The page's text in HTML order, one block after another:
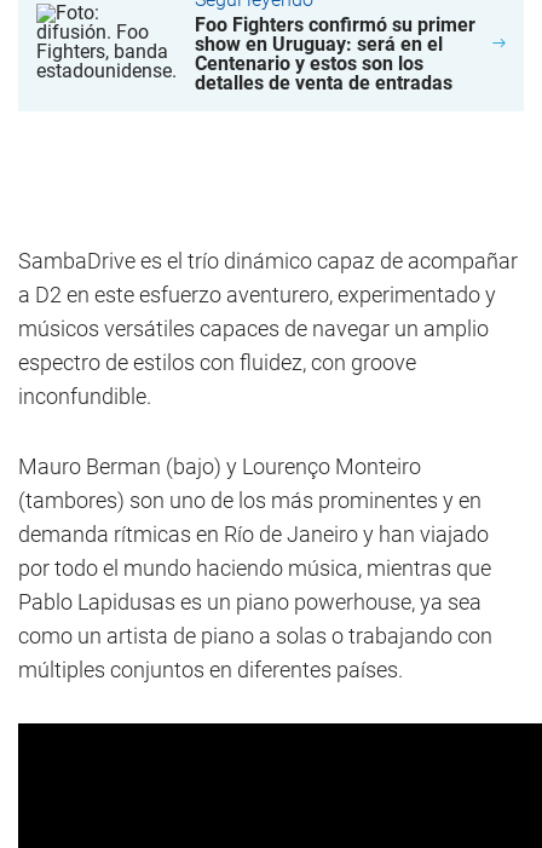
Foo Fighters confirmó su primer
show en Uruguay: será en el
Centenario y estos son los
detalles de venta de entradas
SambaDrive es el trío dinámico capaz de acompañar
a D2 en este esfuerzo aventurero, experimentado y
músicos versátiles capaces de navegar un amplio
espectro de estilos con fluidez, con groove
inconfundible.
Mauro Berman (bajo) y Lourenço Monteiro
(tambores) son uno de los más prominentes y en
demanda rítmicas en Río de Janeiro y han viajado
por todo el mundo haciendo música, mientras que
Pablo Lapidusas es un piano powerhouse, ya sea
como un artista de piano a solas o trabajando con
múltiples conjuntos en diferentes países.